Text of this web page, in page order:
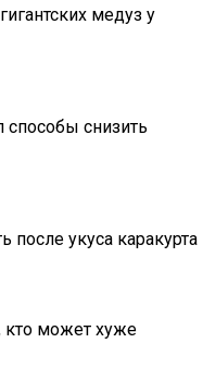
медуз у
способы снизить
после укуса каракурта
кто может хуже